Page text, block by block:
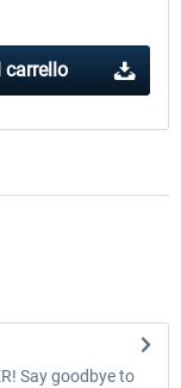
carrello
Say goodbye to